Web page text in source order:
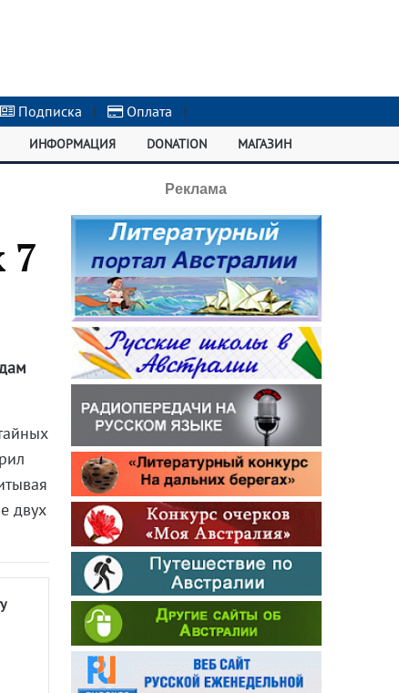
Подписка | Оплата |
ИНФОРМАЦИЯ DONATION МАГАЗИН
7
двух
Реклама